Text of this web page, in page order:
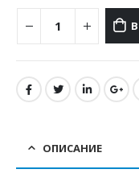
ОПИСАНИЕ